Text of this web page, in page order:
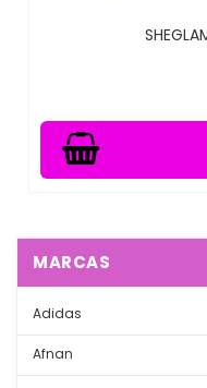
MARCAS
Adidas
Afnan